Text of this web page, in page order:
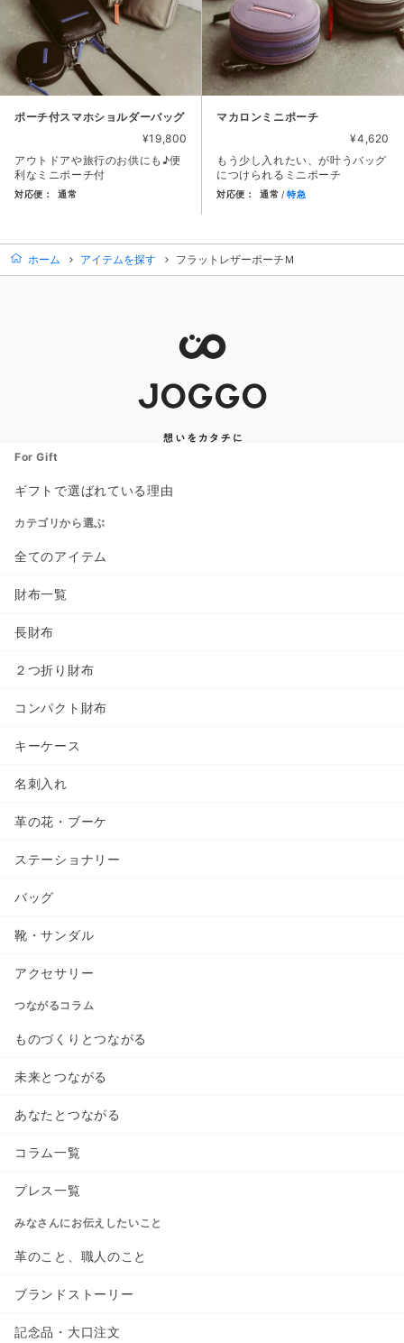
ポーチ付スマホショルダーバッグ
¥19,800
アウトドアや旅行のお供にも♪便
利なミニポーチ付
対応便： 通常
マカロンミニポーチ
¥4,620
もう少し入れたい、が叶うバッグ
につけられるミニポーチ
対応便： 通常 特急
ホーム アイテムを探す フラットレザーポーチＭ
For Gift
ギフトで選ばれている理由
カテゴリから選ぶ
全てのアイテム
財布一覧
長財布
２つ折り財布
コンパクト財布
キーケース
名刺入れ
革の花・ブーケ
ステーショナリー
バッグ
靴・サンダル
アクセサリー
つながるコラム
ものづくりとつながる
未来とつながる
あなたとつながる
コラム一覧
プレス一覧
みなさんにお伝えしたいこと
革のこと、職人のこと
ブランドストーリー
記念品・大口注文